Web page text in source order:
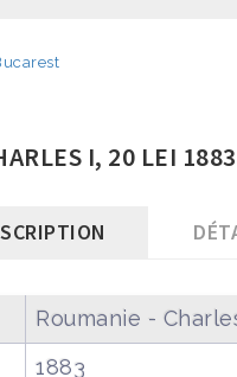
I, 20 LEI
Roumanie -
1883